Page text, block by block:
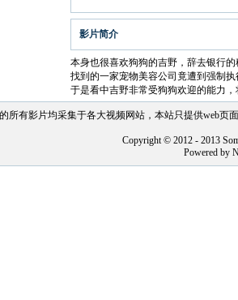
影片简介
本身也很喜欢狗狗的吉野，辞去银行
找到的一家宠物美容公司竟遭到强制
于是看中吉野非常受狗狗欢迎的能力
所有影片均采集于各大视频网站，本站只提供web页
Copyright © 2012 - 2013
Powered by